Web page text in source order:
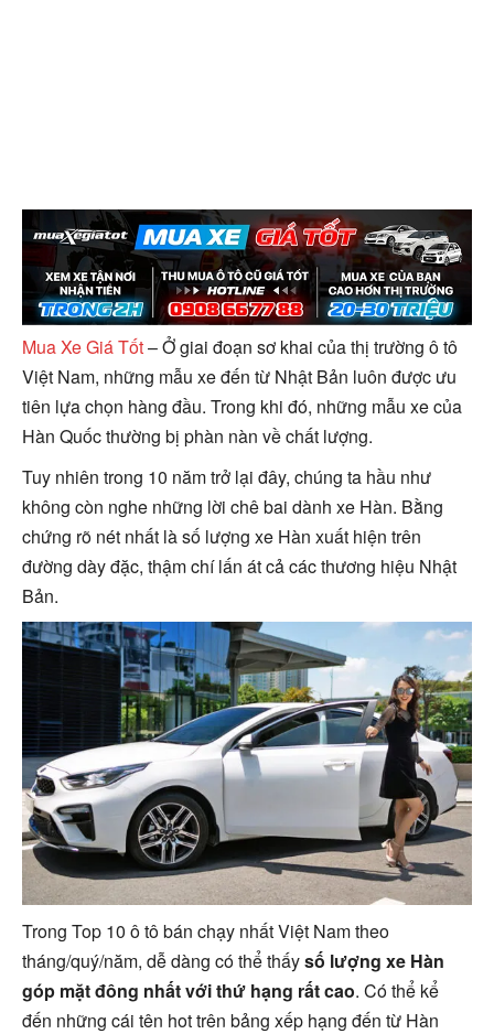
Mua Xe Giá Tốt– Ở giai đoạn sơ khai của thị trường ô tô
Việt Nam, những mẫu xe đến từ Nhật Bản luôn được ưu
tiên lựa chọn hàng đầu. Trong khi đó, những mẫu xe của
Hàn Quốc thường bị phàn nàn về chất lượng.
Tuy nhiên trong 10 năm trở lại đây, chúng ta hầu như
không còn nghe những lời chê bai dành xe Hàn. Bằng
chứng rõ nét nhất là số lượng xe Hàn xuất hiện trên
đường dày đặc, thậm chí lấn át cả các thương hiệu Nhật
Bản.
Trong Top 10 ô tô bán chạy nhất Việt Nam theo
tháng/quý/năm, dễ dàng có thể thấysố lượng xe Hàn
góp mặt đông nhất với thứ hạng rất cao. Có thể kể
đến những cái tên hot trên bảng xếp hạng đến từ Hàn